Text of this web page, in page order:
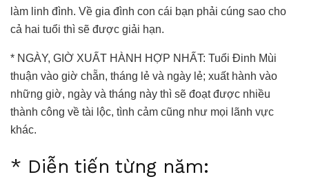
làm linh đình. Về gia đình con cái bạn phải cúng sao cho
cả hai tuổi thì sẽ được giải hạn.
* NGÀY, GIỜ XUẤT HÀNH HỢP NHẤT: Tuổi Đinh Mùi
thuận vào giờ chẵn, tháng lẻ và ngày lẻ; xuất hành vào
những giờ, ngày và tháng này thì sẽ đoạt được nhiều
thành công về tài lộc, tình cảm cũng như mọi lãnh vực
khác.
* Diễn tiến từng năm: